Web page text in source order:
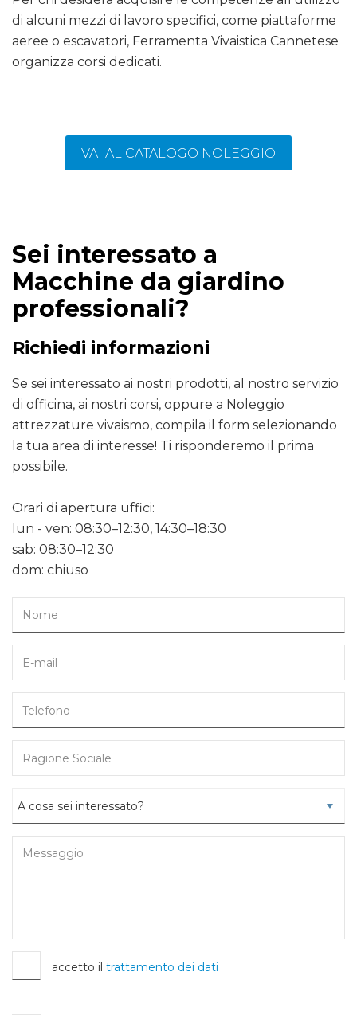
di alcuni mezzi di lavoro specifici, come piattaforme
aeree o escavatori, Ferramenta Vivaistica Cannetese
organizza corsi dedicati.
VAI AL CATALOGO NOLEGGIO
Sei interessato a
Macchine da giardino
professionali?
Richiedi informazioni
Se sei interessato ai nostri prodotti, al nostro servizio
di officina, ai nostri corsi, oppure a Noleggio
attrezzature vivaismo, compila il form selezionando
la tua area di interesse! Ti risponderemo il prima
possibile.
Orari di apertura uffici:
lun - ven: 08:30–12:30, 14:30–18:30
sab: 08:30–12:30
dom: chiuso
accetto il trattamento dei dati